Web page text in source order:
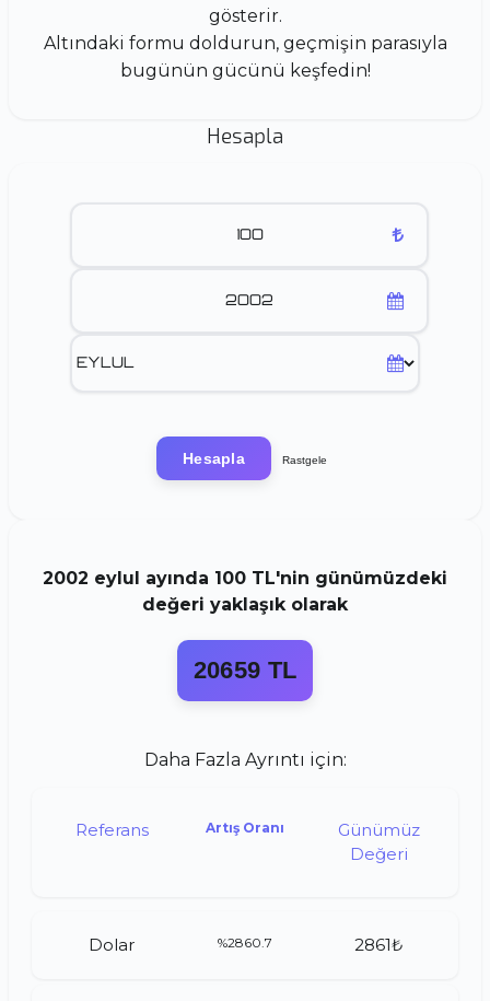
gösterir.
Altındaki formu doldurun, geçmişin parasıyla
bugünün gücünü keşfedin!
Hesapla
Hesapla Rastgele
2002 eylul ayında 100 TL'nin günümüzdeki
değeri yaklaşık olarak
20659 TL
Daha Fazla Ayrıntı için:
Referans Artış Oranı
Günümüz
Değeri
Dolar %2860.7 2861₺